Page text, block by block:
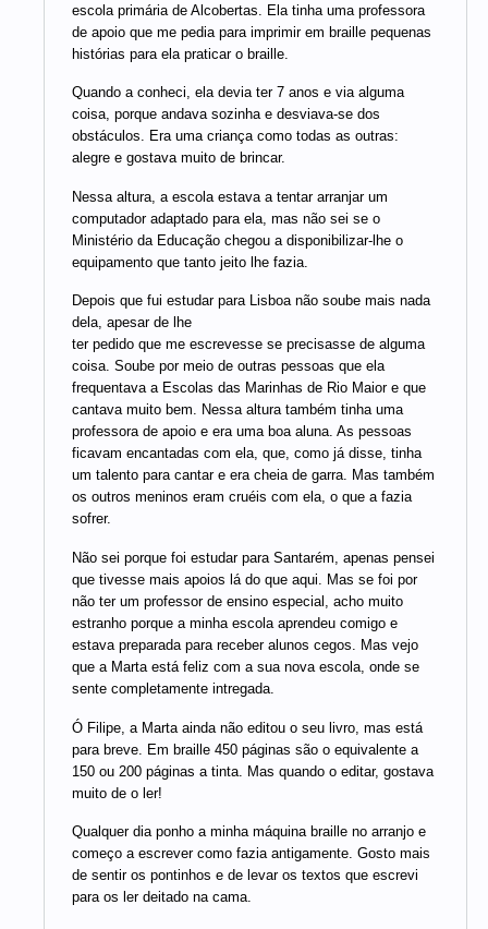
escola primária de Alcobertas. Ela tinha uma professora
de apoio que me pedia para imprimir em braille pequenas
histórias para ela praticar o braille.
Quando a conheci, ela devia ter 7 anos e via alguma
coisa, porque andava sozinha e desviava-se dos
obstáculos. Era uma criança como todas as outras:
alegre e gostava muito de brincar.
Nessa altura, a escola estava a tentar arranjar um
computador adaptado para ela, mas não sei se o
Ministério da Educação chegou a disponibilizar-lhe o
equipamento que tanto jeito lhe fazia.
Depois que fui estudar para Lisboa não soube mais nada
dela, apesar de lhe
ter pedido que me escrevesse se precisasse de alguma
coisa. Soube por meio de outras pessoas que ela
frequentava a Escolas das Marinhas de Rio Maior e que
cantava muito bem. Nessa altura também tinha uma
professora de apoio e era uma boa aluna. As pessoas
ficavam encantadas com ela, que, como já disse, tinha
um talento para cantar e era cheia de garra. Mas também
os outros meninos eram cruéis com ela, o que a fazia
sofrer.
Não sei porque foi estudar para Santarém, apenas pensei
que tivesse mais apoios lá do que aqui. Mas se foi por
não ter um professor de ensino especial, acho muito
estranho porque a minha escola aprendeu comigo e
estava preparada para receber alunos cegos. Mas vejo
que a Marta está feliz com a sua nova escola, onde se
sente completamente intregada.
Ó Filipe, a Marta ainda não editou o seu livro, mas está
para breve. Em braille 450 páginas são o equivalente a
150 ou 200 páginas a tinta. Mas quando o editar, gostava
muito de o ler!
Qualquer dia ponho a minha máquina braille no arranjo e
começo a escrever como fazia antigamente. Gosto mais
de sentir os pontinhos e de levar os textos que escrevi
para os ler deitado na cama.